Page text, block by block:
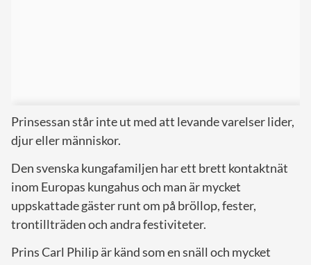
Prinsessan står inte ut med att levande varelser lider,
djur eller människor.
Den svenska kungafamiljen har ett brett kontaktnät
inom Europas kungahus och man är mycket
uppskattade gäster runt om på bröllop, fester,
trontillträden och andra festiviteter.
Prins Carl Philip är känd som en snäll och mycket